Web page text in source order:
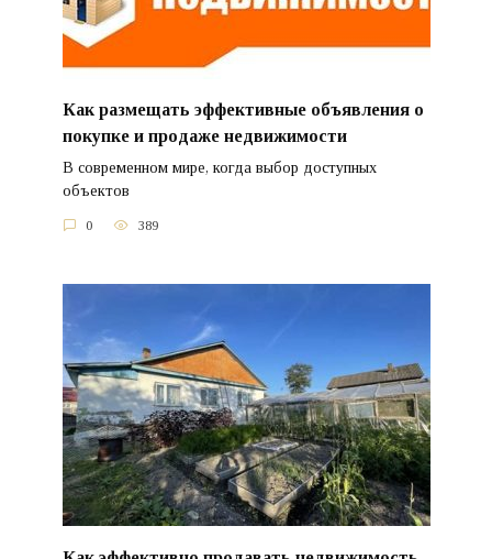
Как размещать эффективные объявления о
покупке и продаже недвижимости
В современном мире, когда выбор доступных
объектов
0 389